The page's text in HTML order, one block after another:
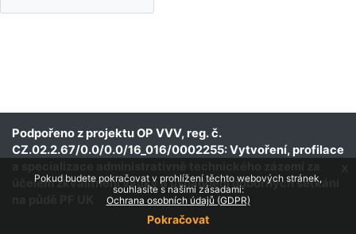
Pokud budete pokračovat v prohlížení těchto webových stránek,
souhlasíte s našimi zásadami:
Ochrana osobních údajů (GDPR)
Pokračovat
x
Podpořeno z projektu OP VVV, reg. č.
CZ.02.2.67/0.0/0.0/16_016/0002255: Vytvoření, profilace
účelem zkvalitnění výuky a usnadnění odborných setkání